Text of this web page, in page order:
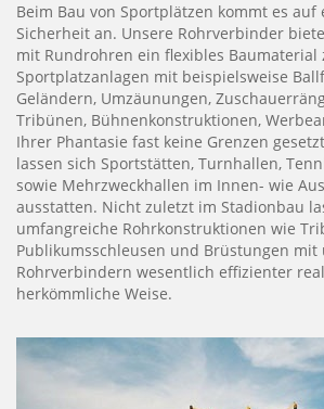
Beim Bau von Sportplätzen kommt es auf
Sicherheit an. Unsere Rohrverbinder
mit Rundrohren ein flexibles Baumaterial
Sportplatzanlagen mit beispielsweise
Geländern, Umzäunungen,
Tribünen, Bühnenkonstruktionen,
Ihrer Phantasie fast keine Grenzen
lassen sich Sportstätten, Turnhallen,
sowie Mehrzweckhallen im Innen- wie
ausstatten. Nicht zuletzt im Stadionbau
umfangreiche Rohrkonstruktionen wie
Publikumsschleusen und Brüstungen mit
Rohrverbindern wesentlich effizienter
herkömmliche Weise.